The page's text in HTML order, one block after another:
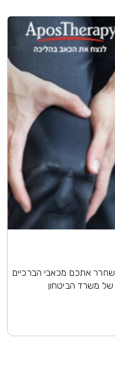
אתכם מכאבי הברכיים